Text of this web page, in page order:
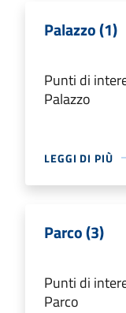
Palazzo (1)
Punti di
Palazzo
LEGGI DI PIÙ
Parco (3)
Punti di
Parco